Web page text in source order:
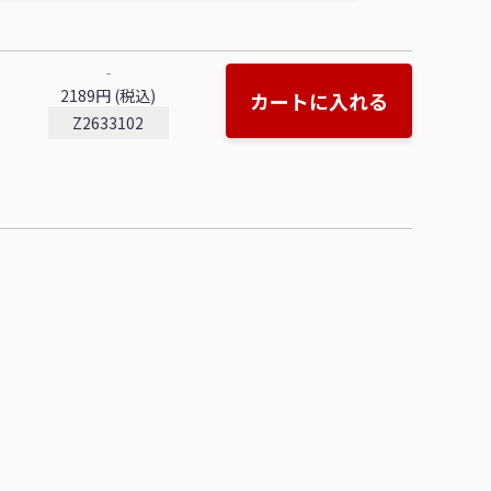
‐
2189円 (税込)
Z2633102
カートに入れる